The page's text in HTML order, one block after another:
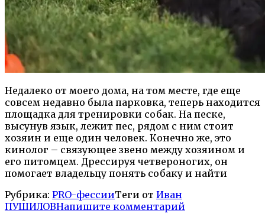
Недалеко от моего дома, на том месте, где еще
совсем недавно была парковка, теперь находится
площадка для тренировки собак. На песке,
высунув язык, лежит пес, рядом с ним стоит
хозяин и еще один человек. Конечно же, это
кинолог – связующее звено между хозяином и
его питомцем. Дрессируя четвероногих, он
помогает владельцу понять собаку и найти
Рубрика: PRO-фессииТеги от Иван
ПУШИЛОВНапишите комментарий